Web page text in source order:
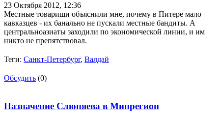
23 Октября 2012, 12:36
Местные товарищи объяснили мне, почему в Питере мало
кавказцев - их банально не пускали местные бандиты. А
центральноазиаты заходили по экономической линии, и им
никто не препятствовал.
Теги: Санкт-Петербург, Валдай
Обсудить (0)
Назначение Слюняева в Минрегион